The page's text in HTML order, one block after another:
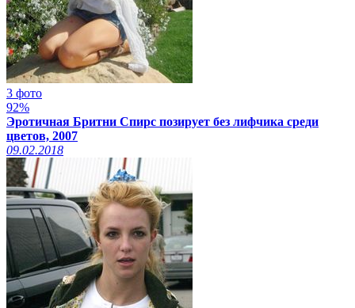
3 фото
92%
Эротичная Бритни Спирс позирует без лифчика среди
цветов, 2007
09.02.2018